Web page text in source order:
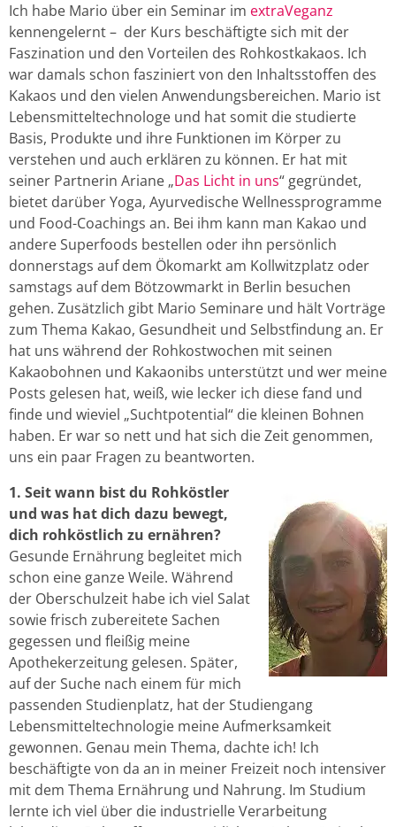
Ich habe Mario über ein Seminar im extraVeganz
kennengelernt – der Kurs beschäftigte sich mit der
Faszination und den Vorteilen des Rohkostkakaos. Ich
war damals schon fasziniert von den Inhaltsstoffen des
Kakaos und den vielen Anwendungsbereichen. Mario ist
Lebensmitteltechnologe und hat somit die studierte
Basis, Produkte und ihre Funktionen im Körper zu
verstehen und auch erklären zu können. Er hat mit
seiner Partnerin Ariane „Das Licht in uns“ gegründet,
bietet darüber Yoga, Ayurvedische Wellnessprogramme
und Food-Coachings an. Bei ihm kann man Kakao und
andere Superfoods bestellen oder ihn persönlich
donnerstags auf dem Ökomarkt am Kollwitzplatz oder
samstags auf dem Bötzowmarkt in Berlin besuchen
gehen. Zusätzlich gibt Mario Seminare und hält Vorträge
zum Thema Kakao, Gesundheit und Selbstfindung an. Er
hat uns während der Rohkostwochen mit seinen
Kakaobohnen und Kakaonibs unterstützt und wer meine
Posts gelesen hat, weiß, wie lecker ich diese fand und
finde und wieviel „Suchtpotential“ die kleinen Bohnen
haben. Er war so nett und hat sich die Zeit genommen,
uns ein paar Fragen zu beantworten.
1. Seit wann bist du Rohköstler
und was hat dich dazu bewegt,
dich rohköstlich zu ernähren?
Gesunde Ernährung begleitet mich
schon eine ganze Weile. Während
der Oberschulzeit habe ich viel Salat
sowie frisch zubereitete Sachen
gegessen und fleißig meine
Apothekerzeitung gelesen. Später,
auf der Suche nach einem für mich
passenden Studienplatz, hat der Studiengang
Lebensmitteltechnologie meine Aufmerksamkeit
gewonnen. Genau mein Thema, dachte ich! Ich
beschäftigte von da an in meiner Freizeit noch intensiver
mit dem Thema Ernährung und Nahrung. Im Studium
lernte ich viel über die industrielle Verarbeitung